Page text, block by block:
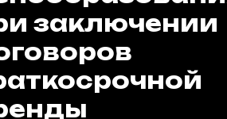
заключении